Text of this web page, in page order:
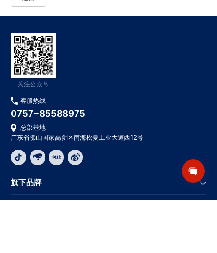
关注公众号
客服热线
0757−85588975
总部基地
广东省佛山国家高新区南海松夏工业大道西12号
旗下品牌